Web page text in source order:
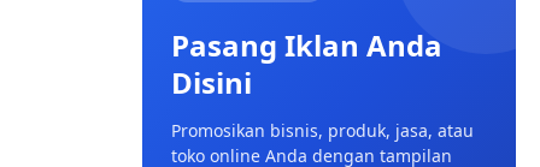
Pasang Iklan Anda
Disini
Promosikan bisnis, produk, jasa, atau
toko online Anda dengan tampilan